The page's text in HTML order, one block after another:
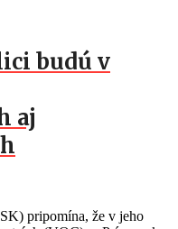
budú v
aj
pripomína, že v jeho